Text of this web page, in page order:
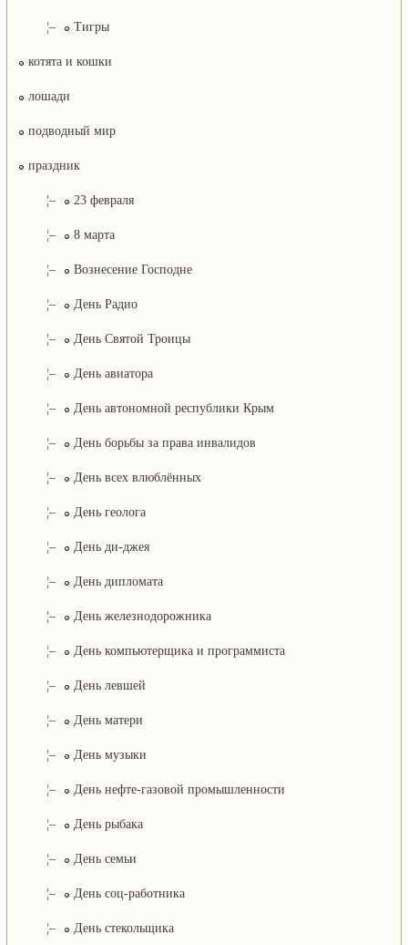
¦– Тигры
котята и кошки
лошади
подводный мир
праздник
¦– 23 февраля
¦– 8 марта
¦– Вознесение Господне
¦– День Радио
¦– День Святой Троицы
¦– День авиатора
¦– День автономной республики Крым
¦– День борьбы за права инвалидов
¦– День всех влюблённых
¦– День геолога
¦– День ди-джея
¦– День дипломата
¦– День железнодорожника
¦– День компьютерщика и программиста
¦– День левшей
¦– День матери
¦– День музыки
¦– День нефте-газовой промышленности
¦– День рыбака
¦– День семьи
¦– День соц-работника
¦– День стекольщика